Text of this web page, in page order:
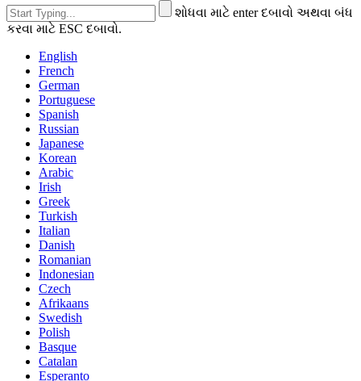
શોધવા માટે enter દબાવો અથવા બંધ
કરવા માટે ESC દબાવો.
English
French
German
Portuguese
Spanish
Russian
Japanese
Korean
Arabic
Irish
Greek
Turkish
Italian
Danish
Romanian
Indonesian
Czech
Afrikaans
Swedish
Polish
Basque
Catalan
Esperanto